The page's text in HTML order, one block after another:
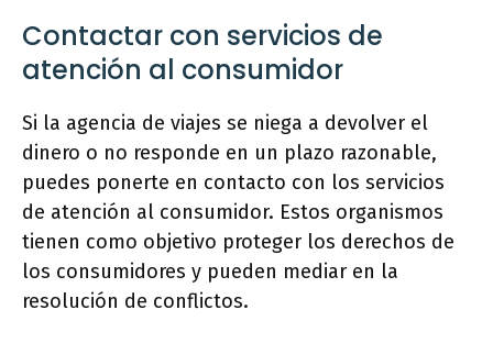
Contactar con servicios de
atención al consumidor
Si la agencia de viajes se niega a devolver el
dinero o no responde en un plazo razonable,
puedes ponerte en contacto con los servicios
de atención al consumidor. Estos organismos
tienen como objetivo proteger los derechos de
los consumidores y pueden mediar en la
resolución de conflictos.